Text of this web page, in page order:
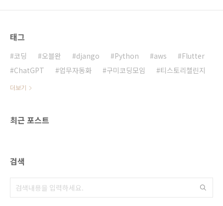
태그
코딩 오블완 django Python aws
Flutter
ChatGPT
업무자동화 구미코딩모임 티스토리챌린지
더보기
최근 포스트
검색